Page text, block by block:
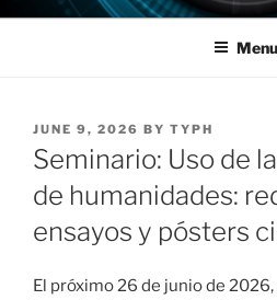
Menu
POSTED
ON
JUNE 9, 2026 BY TYPH
Seminario: Uso de
de humanidades:
ensayos y pósters
El próximo 26 de junio de